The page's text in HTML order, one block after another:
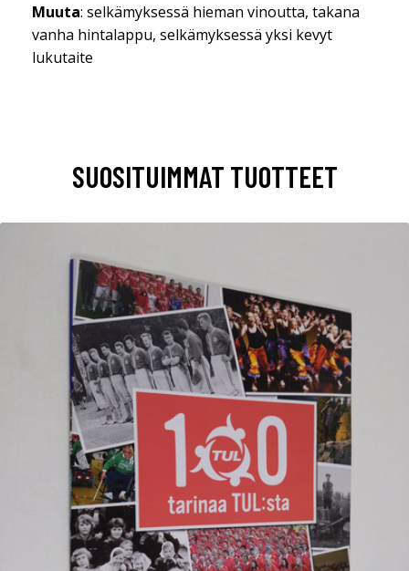
Muuta: selkämyksessä hieman vinoutta, takana
vanha hintalappu, selkämyksessä yksi kevyt
lukutaite
SUOSITUIMMAT TUOTTEET